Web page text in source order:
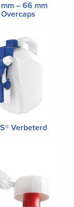
– 66 mm
Overcaps
Verbeterd